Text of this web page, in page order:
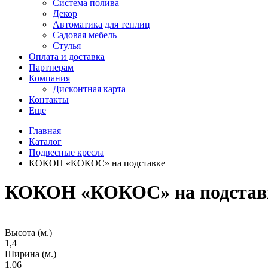
Система полива
Декор
Автоматика для теплиц
Садовая мебель
Стулья
Оплата и доставка
Партнерам
Компания
Дисконтная карта
Контакты
Еще
Главная
Каталог
Подвесные кресла
КОКОН «КОКОС» на подставке
КОКОН «КОКОС» на
Высота (м.)
1,4
Ширина (м.)
1,06